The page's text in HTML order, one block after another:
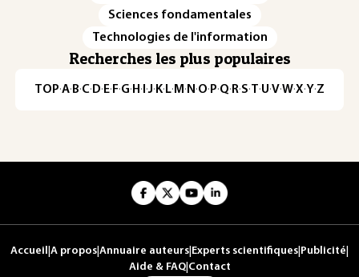
Sciences fondamentales
Technologies de l'information
Recherches les plus populaires
TOP·A·B·C· D· E· F·G· H · ·J· K· L· M · N ·O· P·Q· R·S·T·U·V·W·X·Y·Z
Accueil A propos Annuaire auteurs Experts scientifiques Publicité
Aide & FAQ| Contact